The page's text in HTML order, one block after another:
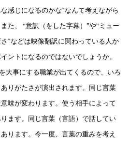
感じになるのかな”なんて考えながら
た、 “意訳（をした字幕）”や“ミュー
”などは映像翻訳に関わっている人か
ントになるのではないでしょうか。
大事にする職業が出てくるので、いろ
りがたさが演出されます。同じ言葉
味が変わります。使う相手によって
ます。同じ言葉（言語）で話してい
ります。今一度、言葉の重みを考え